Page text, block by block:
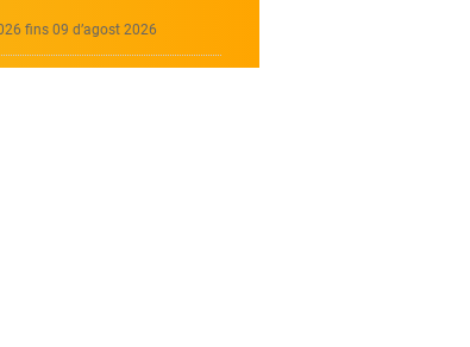
fins 09 d’agost 2026